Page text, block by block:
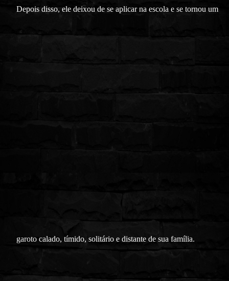
Depois disso, ele deixou de se aplicar na escola e se tornou um
garoto calado, tímido, solitário e distante de sua família.